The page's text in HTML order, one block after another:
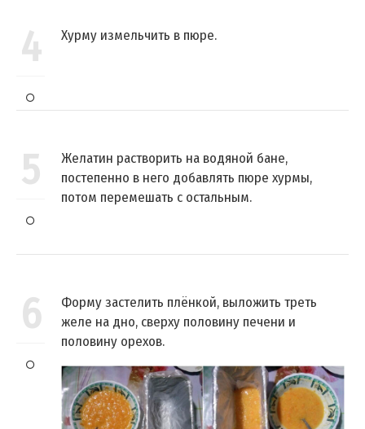
4 Хурму измельчить в пюре.
5
Желатин растворить на водяной бане,
постепенно в него добавлять пюре хурмы,
потом перемешать с остальным.
6
Форму застелить плёнкой, выложить треть
желе на дно, сверху половину печени и
половину орехов.